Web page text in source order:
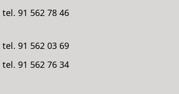
tel. 91 562 78 46
tel. 91 562 03 69
tel. 91 562 76 34